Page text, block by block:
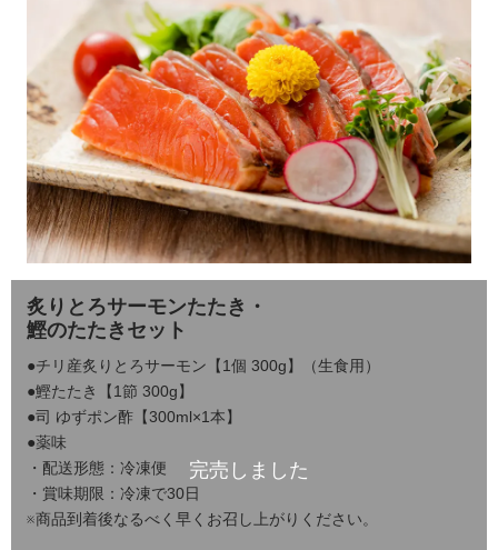
炙りとろサーモンたたき・
鰹のたたきセット
●チリ産炙りとろサーモン【1個 300g】（生食用）
●鰹たたき【1節 300g】
●司 ゆずポン酢【300ml×1本】
●薬味
・配送形態：冷凍便
・賞味期限：冷凍で30日
※商品到着後なるべく早くお召し上がりください。